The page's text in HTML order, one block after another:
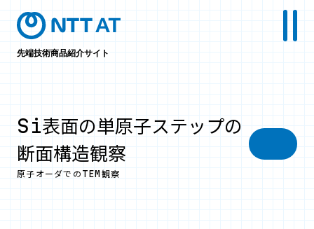
先端技術商品紹介サイト
Si表面の単原子ステップの
断面構造観察
原子オーダでのTEM観察